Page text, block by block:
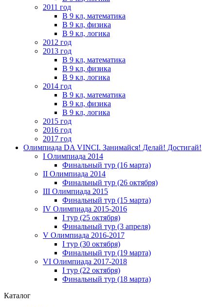
2011 год
В 9 кл, математика
В 9 кл, физика
В 9 кл, логика
2012 год
2013 год
В 9 кл, математика
В 9 кл, физика
В 9 кл, логика
2014 год
В 9 кл, математика
В 9 кл, физика
В 9 кл, логика
2015 год
2016 год
2017 год
Олимпиада DA VINCI. Занимайся! Делай! Достигай!
I Олимпиада 2014
Финальный тур (16 марта)
II Олимпиада 2014
Финальный тур (26 октября)
III Олимпиада 2015
Финальный тур (15 марта)
IV Олимпиада 2015-2016
I тур (25 октября)
Финальный тур (3 апреля)
V Олимпиада 2016-2017
I тур (30 октября)
Финальный тур (19 марта)
VI Олимпиада 2017-2018
I тур (22 октября)
Финальный тур (18 марта)
Каталог